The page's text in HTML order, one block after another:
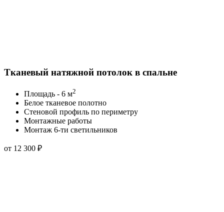
Тканевый натяжной потолок в спальне
Площадь - 6 м2
Белое тканевое полотно
Стеновой профиль по периметру
Монтажные работы
Монтаж 6-ти светильников
от 12 300 ₽